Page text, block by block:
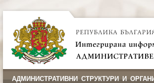
АДМИНИСТРАТИВНИ СТРУКТУРИ И